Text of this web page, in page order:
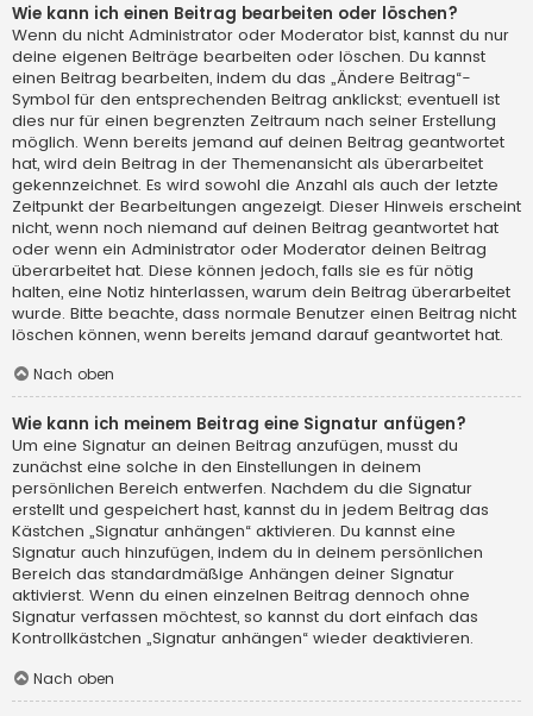
Wie kann ich einen Beitrag bearbeiten oder löschen?
Wenn du nicht Administrator oder Moderator bist, kannst du nur
deine eigenen Beiträge bearbeiten oder löschen. Du kannst
einen Beitrag bearbeiten, indem du das „Ändere Beitrag“-
Symbol für den entsprechenden Beitrag anklickst; eventuell ist
dies nur für einen begrenzten Zeitraum nach seiner Erstellung
möglich. Wenn bereits jemand auf deinen Beitrag geantwortet
hat, wird dein Beitrag in der Themenansicht als überarbeitet
gekennzeichnet. Es wird sowohl die Anzahl als auch der letzte
Zeitpunkt der Bearbeitungen angezeigt. Dieser Hinweis erscheint
nicht, wenn noch niemand auf deinen Beitrag geantwortet hat
oder wenn ein Administrator oder Moderator deinen Beitrag
überarbeitet hat. Diese können jedoch, falls sie es für nötig
halten, eine Notiz hinterlassen, warum dein Beitrag überarbeitet
wurde. Bitte beachte, dass normale Benutzer einen Beitrag nicht
löschen können, wenn bereits jemand darauf geantwortet hat.
Nach oben
Wie kann ich meinem Beitrag eine Signatur anfügen?
Um eine Signatur an deinen Beitrag anzufügen, musst du
zunächst eine solche in den Einstellungen in deinem
persönlichen Bereich entwerfen. Nachdem du die Signatur
erstellt und gespeichert hast, kannst du in jedem Beitrag das
Kästchen „Signatur anhängen“ aktivieren. Du kannst eine
Signatur auch hinzufügen, indem du in deinem persönlichen
Bereich das standardmäßige Anhängen deiner Signatur
aktivierst. Wenn du einen einzelnen Beitrag dennoch ohne
Signatur verfassen möchtest, so kannst du dort einfach das
Kontrollkästchen „Signatur anhängen“ wieder deaktivieren.
Nach oben